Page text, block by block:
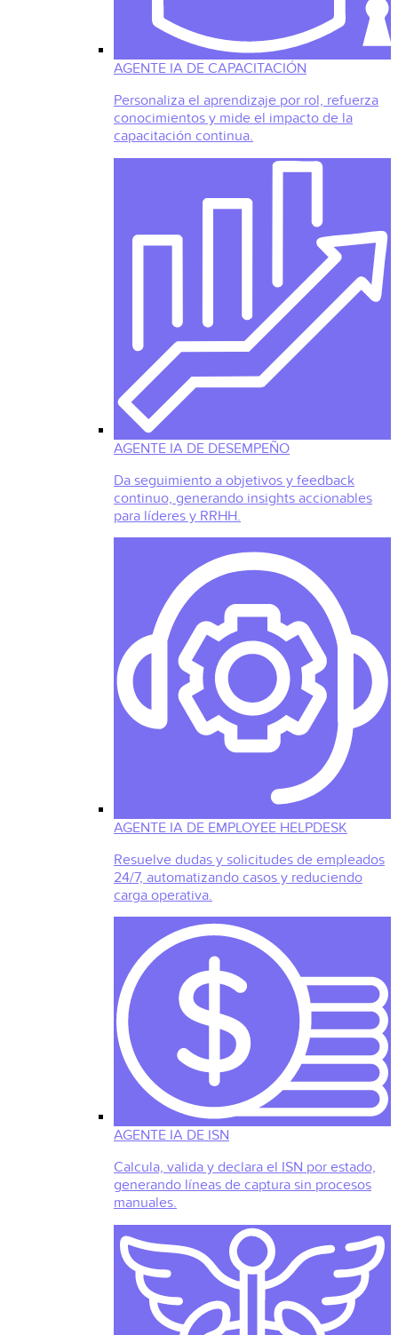
AGENTE IA DE CAPACITACIÓN
Personaliza el aprendizaje por rol, refuerza
conocimientos y mide el impacto de la
capacitación continua.
AGENTE IA DE DESEMPEÑO
Da seguimiento a objetivos y feedback
continuo, generando insights accionables
para líderes y RRHH.
AGENTE IA DE EMPLOYEE HELPDESK
Resuelve dudas y solicitudes de empleados
24/7, automatizando casos y reduciendo
carga operativa.
AGENTE IA DE ISN
Calcula, valida y declara el ISN por estado,
generando líneas de captura sin procesos
manuales.